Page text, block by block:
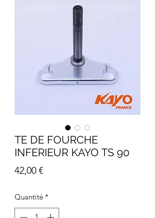
TE DE FOURCHE
INFERIEUR KAYO TS 90
42,00 €Prix
Quantité *